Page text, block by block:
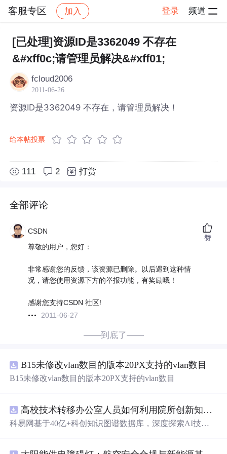
客服专区 加入 登录 频道
社区 客服专区 帖子详情
[已处理]资源ID是3362049 不存在
&#xff0c;请管理员解决&#xff01;
fcloud2006
2011-06-26
资源ID是3362049 不存在，请管理员解决！
给本帖投票
111 2 打赏
全部评论
CSDN
尊敬的用户，您好：
非常感谢您的反馈，该资源已删除。以后遇到这种情
况，请您使用资源下方的举报功能，有奖励哦！
感谢您支持CSDN 社区!
2011-06-27
赞
——到底了——
B15未修改vlan数目的版本20PX支持的vlan数目
B15未修改vlan数目的版本20PX支持的vlan数目
高校技术转移办公室人员如何利用院所创新知识图谱发现技术转化瓶颈？.docx
科易网基于40亿+科创知识图谱数据库，深度探索AI技术